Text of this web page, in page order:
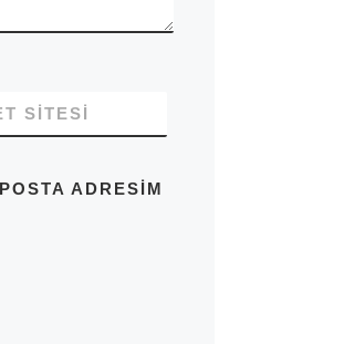
SITESI
ADRESIM